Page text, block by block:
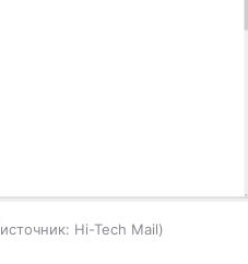
источник: Hi-Tech Mail